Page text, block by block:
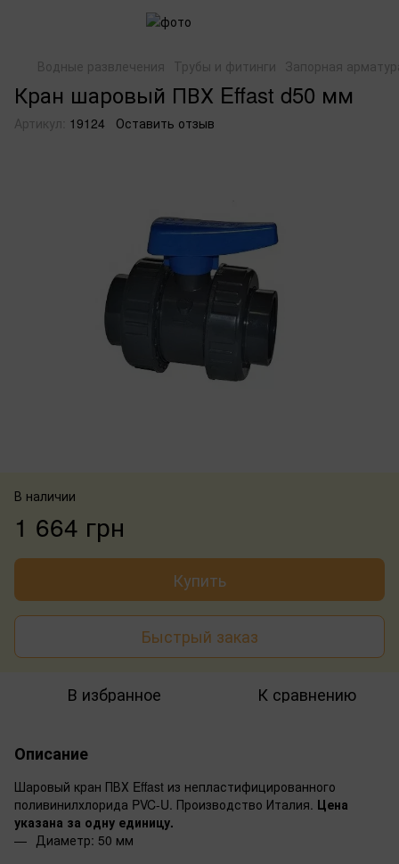
Водные развлечения Трубы и фитинги Запорная
Кран шаровый ПВХ Effast d50 мм
Артикул: 19124 Оставить отзыв
В наличии
1 664 грн
Купить
Быстрый заказ
В избранное К сравнению
Описание
Шаровый кран ПВХ Effast из непластифицированного
поливинилхлорида PVC-U. Производство Италия. Цена
указана за одну единицу.
Диаметр: 50 мм